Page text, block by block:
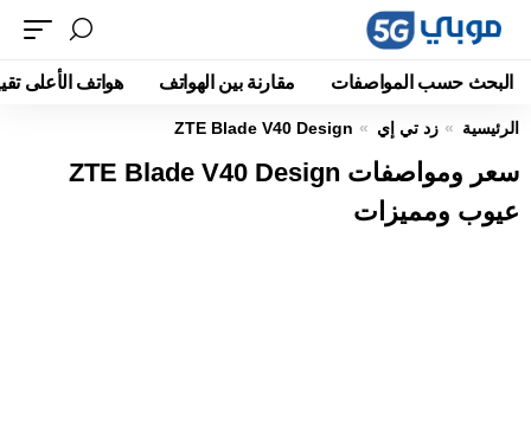
البحث حسب المواصفات مقارنة بين الهواتف هواتف الأعلى
الرئيسية زد تي إي ZTE Blade V40 Design
سعر ومواصفات ZTE Blade V40 Design
عيوب ومميزات